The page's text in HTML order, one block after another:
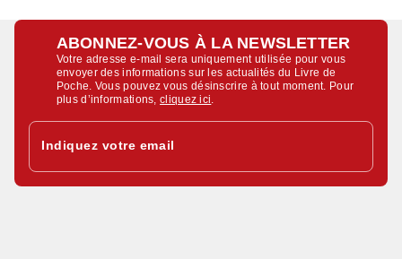
ABONNEZ-VOUS À LA NEWSLETTER
Votre adresse e-mail sera uniquement utilisée pour vous
envoyer des informations sur les actualités du Livre de
Poche. Vous pouvez vous désinscrire à tout moment. Pour
plus d’informations,cliquez ici
Indiquez votre email